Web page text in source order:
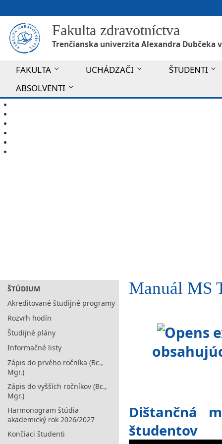
Fakulta zdravotníctva
Trenčianska univerzita Alexandra Dubčeka
FAKULTA UCHÁDZAČI
ŠTUDENTI
ABSOLVENTI
Manuál MS
Dištančná
študentov
ŠTÚDIUM
Akreditované študijné programy
Rozvrh hodín
Študijné plány
Informačné listy
Zápis do prvého ročníka (Bc.,
Mgr.)
Zápis do vyšších ročníkov (Bc.,
Mgr.)
Harmonogram štúdia
akademický rok 2026/2027
Končiaci študenti